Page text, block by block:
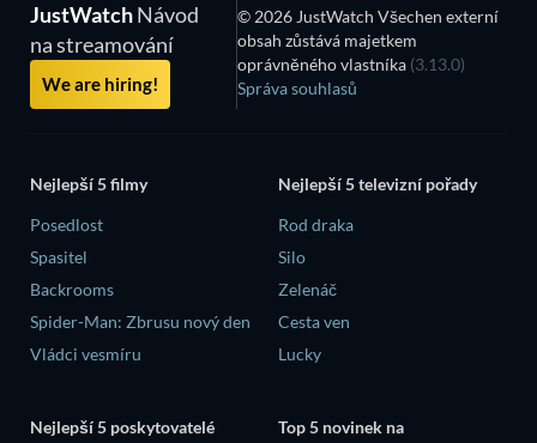
JustWatchNávod
na streamování
We are hiring!
© 2026 JustWatch Všechen externí
obsah zůstává majetkem
oprávněného vlastníka (3.13.0)
Správa souhlasů
Nejlepší 5 filmy
Posedlost
Spasitel
Backrooms
Spider-Man: Zbrusu nový den
Vládci vesmíru
Nejlepší 5 televizní pořady
Rod draka
Silo
Zelenáč
Cesta ven
Lucky
Nejlepší 5 poskytovatelé
Top 5 novinek na